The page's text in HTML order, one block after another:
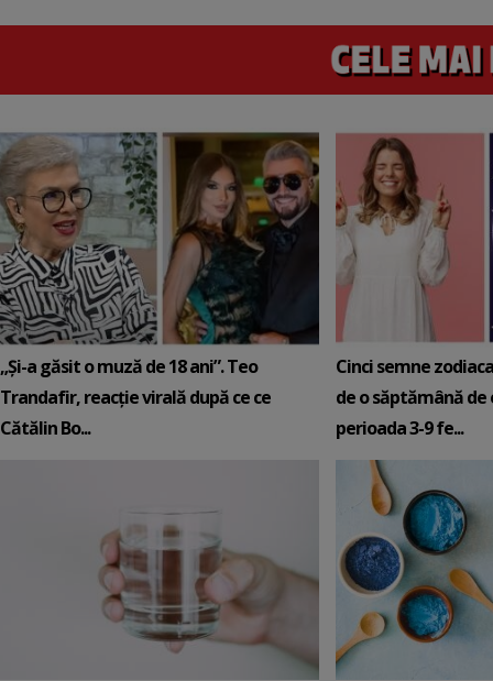
„Și-a găsit o muză de 18 ani”. Teo
Trandafir, reacție virală după ce ce
Cătălin Bo...
Cinci semne
de o săptămână de
perioada 3-9 fe...